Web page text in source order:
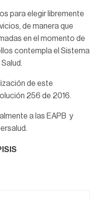
para elegir libremente
de manera que
en el momento de
contempla el Sistema
de este
256 de 2016.
a las EAPB y